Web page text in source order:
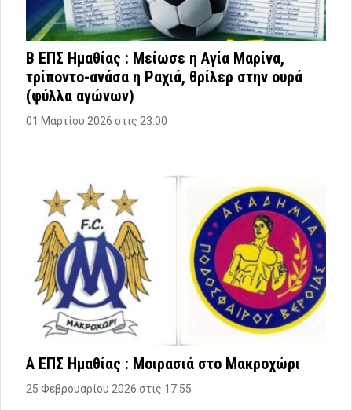
Β ΕΠΣ Ημαθίας : Μείωσε η Αγία Μαρίνα,
τρίποντο-ανάσα η Ραχιά, θρίλερ στην ουρά
(φύλλα αγώνων)
01 Μαρτίου 2026 στις 23:00
Α ΕΠΣ Ημαθίας : Μοιρασιά στο Μακροχώρι
25 Φεβρουαρίου 2026 στις 17:55